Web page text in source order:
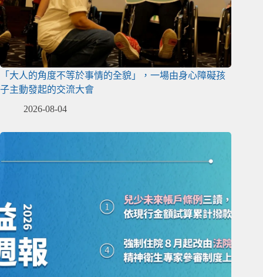
「大人的角度不等於事情的全貌」，一場由身心障礙孩
子主動發起的交流大會
2026-08-04